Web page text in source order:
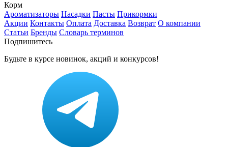
Корм
Ароматизаторы Насадки Пасты Прикормки
Акции Контакты Оплата Доставка Возврат О компании
Статьи Бренды Словарь терминов
Подпишитесь
Будьте в курсе новинок, акций и конкурсов!